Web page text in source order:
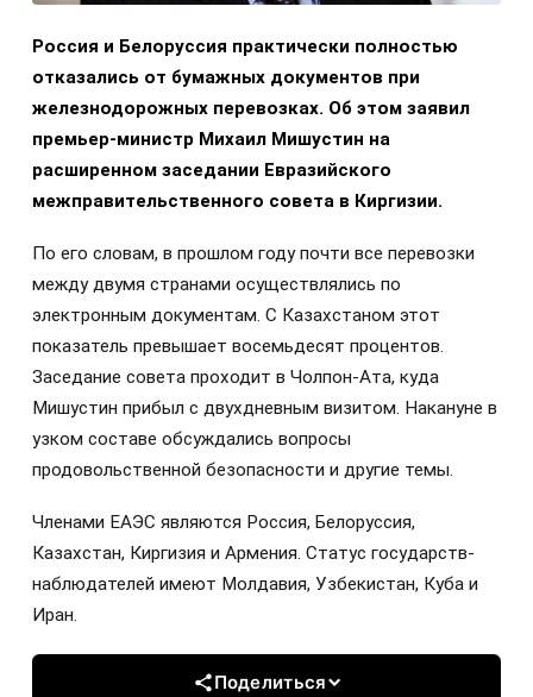
Россия и Белоруссия практически полностью
отказались от бумажных документов при
железнодорожных перевозках. Об этом заявил
премьер-министр Михаил Мишустин на
расширенном заседании Евразийского
межправительственного совета в Киргизии.
По его словам, в прошлом году почти все перевозки
между двумя странами осуществлялись по
электронным документам. С Казахстаном этот
показатель превышает восемьдесят процентов.
Заседание совета проходит в Чолпон-Ата, куда
Мишустин прибыл с двухдневным визитом. Накануне в
узком составе обсуждались вопросы
продовольственной безопасности и другие темы.
Членами ЕАЭС являются Россия, Белоруссия,
Казахстан, Киргизия и Армения. Статус государств-
наблюдателей имеют Молдавия, Узбекистан, Куба и
Иран.
Поделиться